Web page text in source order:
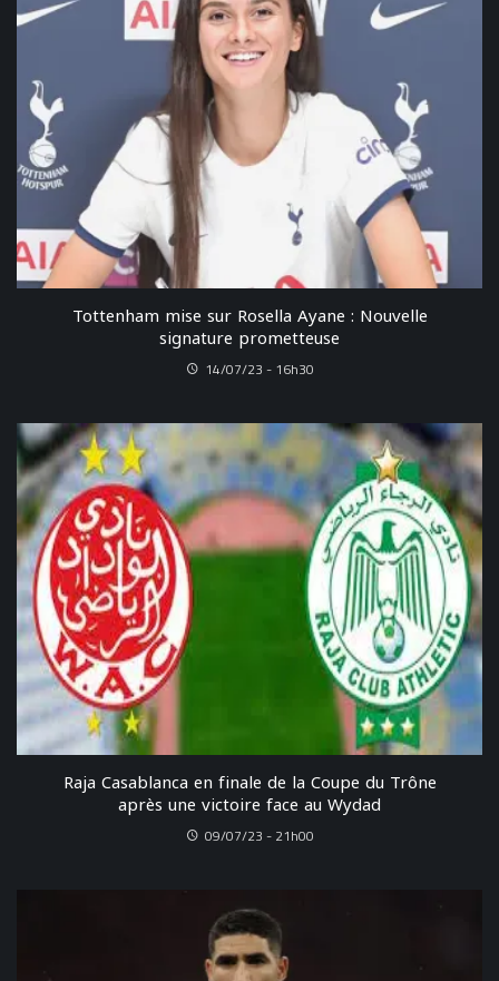
Tottenham mise sur Rosella Ayane : Nouvelle
signature prometteuse
14/07/23 - 16h30
Raja Casablanca en finale de la Coupe du Trône
après une victoire face au Wydad
09/07/23 - 21h00